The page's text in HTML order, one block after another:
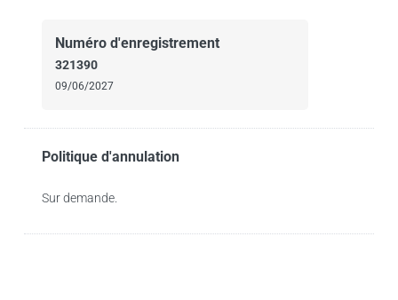
Numéro d'enregistrement
321390
09/06/2027
Politique d'annulation
Sur demande.